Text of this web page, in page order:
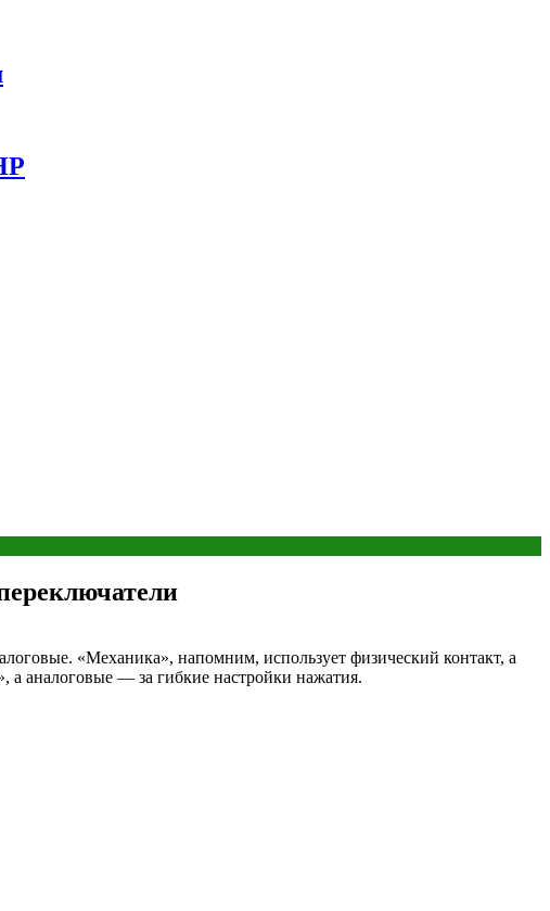
«Механика», напомним, использует физический контакт, а
а аналоговые — за гибкие настройки нажатия.